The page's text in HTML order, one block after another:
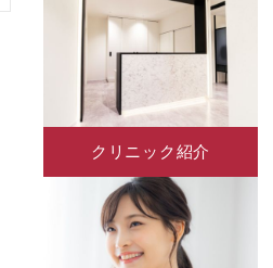
クリニック紹介